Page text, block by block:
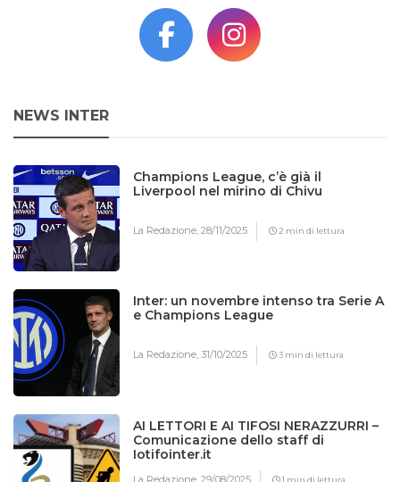
NEWS INTER
Champions League, c’è già il
Liverpool nel mirino di Chivu
La Redazione,28/11/2025 2 min di lettura
Inter: un novembre intenso tra Serie A
e Champions League
La Redazione,31/10/2025 3 min di lettura
AI LETTORI E AI TIFOSI NERAZZURRI –
Comunicazione dello staff di
Iotifointer.it
La Redazione,29/08/2025 1 min di lettura